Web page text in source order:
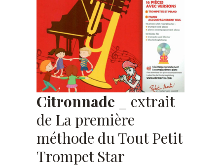
Citronnade _ extrait
de La première
méthode du Tout Petit
Trompet Star